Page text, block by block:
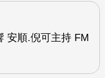
安順.倪可主持 FM